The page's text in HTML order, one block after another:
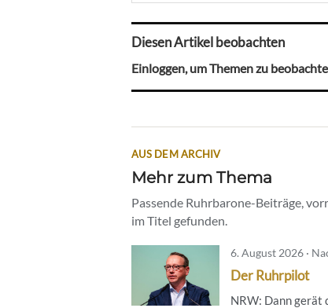
Diesen Artikel beobachten
Einloggen, um Themen zu
AUS DEM ARCHIV
Mehr zum Thema
Passende Ruhrbarone-Beiträge,
im Titel gefunden.
6. August 2026 ·
Der Ruhrpilot
NRW: Dann gerät